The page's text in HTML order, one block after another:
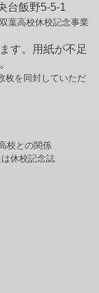
台飯野5-5-1
双葉高校休校記念事業
す。用紙が不足
枚を同封していただ
校との関係
休校記念誌